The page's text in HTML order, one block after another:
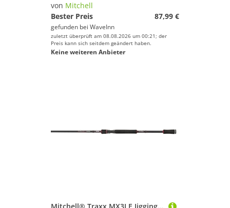
von Mitchell
Bester Preis
87,99 €
gefunden bei WaveInn
zuletzt überprüft am 08.08.2026 um 00:21; der
Preis kann sich seitdem geändert haben.
Keine weiteren Anbieter